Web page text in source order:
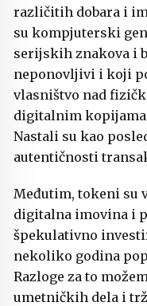
različitih dobara i
su kompjuterski
serijskih znakova i
neponovljivi i koji
vlasništvo nad
digitalnim
Nastali su kao
autentičnosti
Međutim, tokeni su
digitalna imovina i
špekulativno
nekoliko godina
Razloge za to
umetničkih dela i